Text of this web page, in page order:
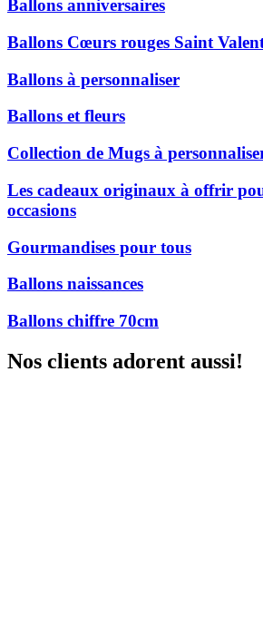
Ballons anniversaires
Ballons Cœurs rouges Saint
Ballons à personnaliser
Ballons et fleurs
Collection de Mugs à
Les cadeaux originaux à offrir
occasions
Gourmandises pour tous
Ballons naissances
Ballons chiffre 70cm
Nos clients adorent aussi!